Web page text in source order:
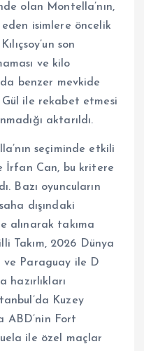
olan Montella’nın,
eden isimlere öncelik
son
ve kilo
da benzer mevkide
ile rekabet etmesi
aktarıldı.
seçiminde etkili
İrfan Can, bu kritere
Bazı oyuncuların
dışındaki
alınarak takıma
Takım, 2026 Dünya
ve Paraguay ile D
hazırlıkları
Kuzey
ABD’nin Fort
ile özel maçlar